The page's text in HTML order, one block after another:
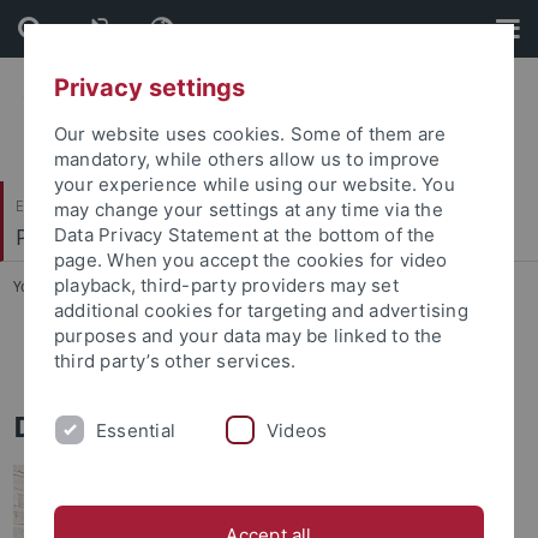
Skip
to
content
Skip
to
footer
Evangelisch-Theologische Fakultät
Praktische Theologie III
You are here: Startseite ... Dr. Hans-Ulrich Probst
Dr. Hans-Ulrich Probst
Dr. Hans-Ulrich Probst
Privacy settings
Our website uses cookies. Some of them are
mandatory, while others allow us to improve
your experience while using our website. You
may change your settings at any time via the
Data Privacy Statement at the bottom of the
page. When you accept the cookies for video
playback, third-party providers may set
additional cookies for targeting and advertising
purposes and your data may be linked to the
third party’s other services.
Essential Videos